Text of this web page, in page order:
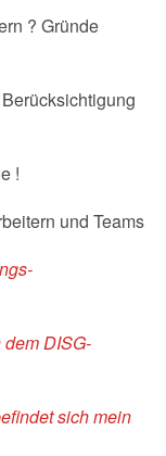
? Gründe
!
und Teams
DISG-
sich mein